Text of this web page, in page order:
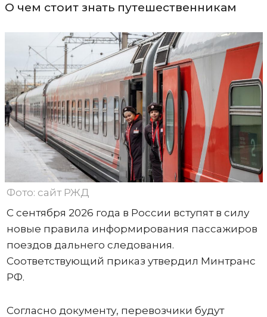
О чем стоит знать путешественникам
Фото: сайт РЖД
С сентября 2026 года в России вступят в силу
новые правила информирования пассажиров
поездов дальнего следования.
Соответствующий приказ утвердил Минтранс
РФ.
Согласно документу, перевозчики будут